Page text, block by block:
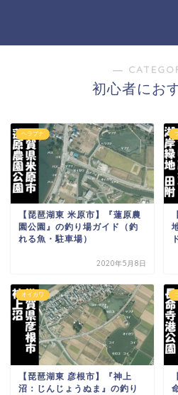
―
初心者にお
ヘラブナ
【琵琶湖東 米原市】『蓮原農
園公園』の釣り場ガイド（釣
れる魚・駐車場）
2020年5月8日
オイカワ
【琵琶湖東 彦根市】『神上
沼：じんじょうぬま』の釣り